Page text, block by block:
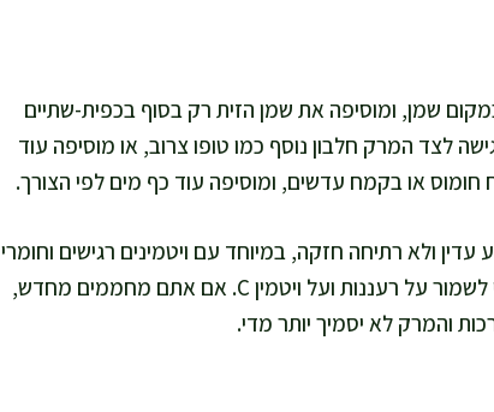
מטגנת את הבצל עם 60 מ"ל מים במקום שמן, ומוסיפה את שמן הזית רק בסוף בכפית-שתיים
לצד המרק חלבון נוסף כמו טופו צרוב, או מוסיפה עוד
חומוס או בקמח עדשים, ומוסיפה עוד כף מים לפי הצורך.
ולא רתיחה חזקה, במיוחד עם ויטמינים רגישים וחומרי
טעם עדינים. אני מוסיפה את הלימון והכוסברה בסוף כדי לשמור על רעננות ועל ויטמין C. אם אתם מחממים מחדש,
והמרק לא יסמיך יותר מדי.